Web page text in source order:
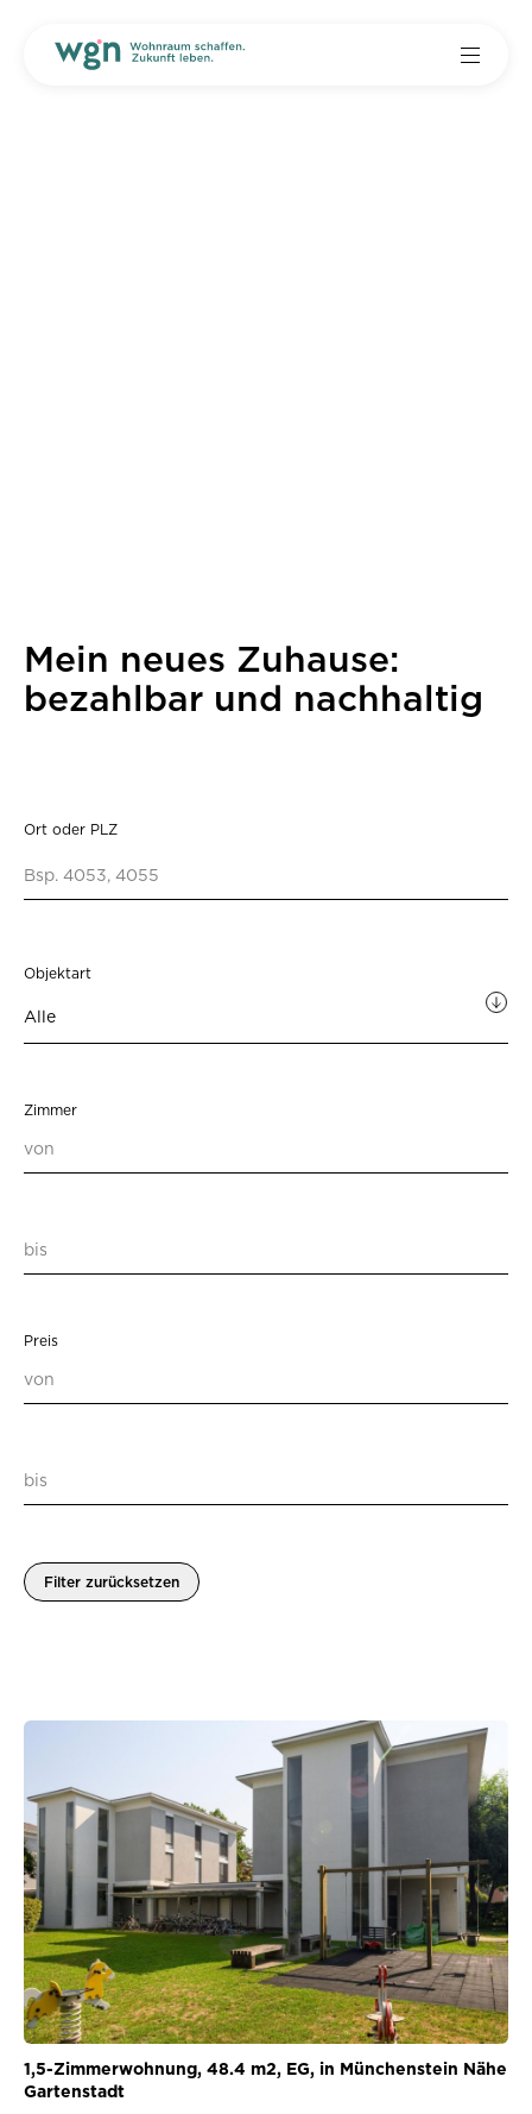
Mein neues Zuhause:
bezahlbar und nachhaltig
Ort oder PLZ
Objektart
Zimmer
Preis
Filter zurücksetzen
1,5-Zimmerwohnung, 48.4 m2, EG, in Münchenstein Nähe
Gartenstadt